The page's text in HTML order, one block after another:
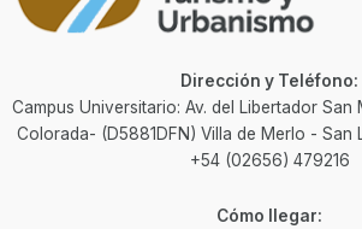
Dirección y Teléfono:
Campus Universitario: Av. del Libertador San
Colorada- (D5881DFN) Villa de Merlo - San
+54 (02656) 479216
Cómo llegar: